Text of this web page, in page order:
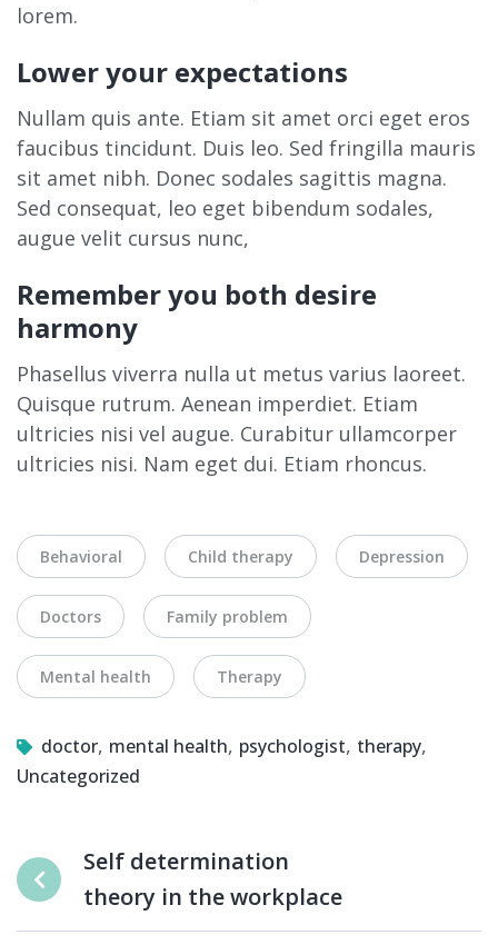
lorem.
Lower your expectations
Nullam quis ante. Etiam sit amet orci eget eros
faucibus tincidunt. Duis leo. Sed fringilla mauris
sit amet nibh. Donec sodales sagittis magna.
Sed consequat, leo eget bibendum sodales,
augue velit cursus nunc,
Remember you both desire
harmony
Phasellus viverra nulla ut metus varius laoreet.
Quisque rutrum. Aenean imperdiet. Etiam
ultricies nisi vel augue. Curabitur ullamcorper
ultricies nisi. Nam eget dui. Etiam rhoncus.
TagsBehavioral Child therapy Depression
Doctors Family problem
Mental health Therapy
doctor, mental health, psychologist, therapy,
Uncategorized
Self determination
theory in the workplace